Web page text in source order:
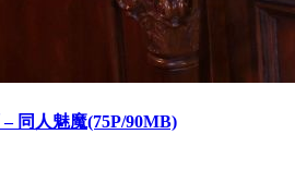
– 同人魅魔(75P/90MB)